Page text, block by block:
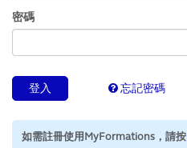
密碼
登入 忘記密碼
如需註冊使用MyFormations，請按